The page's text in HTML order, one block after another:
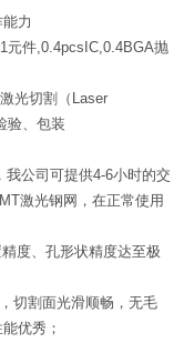
力
元件,0.4pcsIC,0.4BGA抛
光切割（Laser
、包装
公司可提供4-6小时的交
激光钢网，在正常使用
度、孔形状精度达至极
切割面光滑顺畅，无毛
优秀；